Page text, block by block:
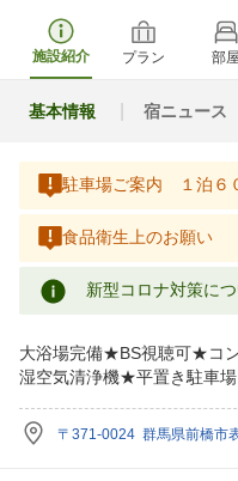
施設紹介 プラン 部屋
基本情報 宿ニュース
駐車場ご案内 １泊６
食品衛生上のお願い
新型コロナ対策に
大浴場完備★BS視聴可★コ
湿空気清浄機★平置き駐車場
〒371-0024 群馬県前橋市